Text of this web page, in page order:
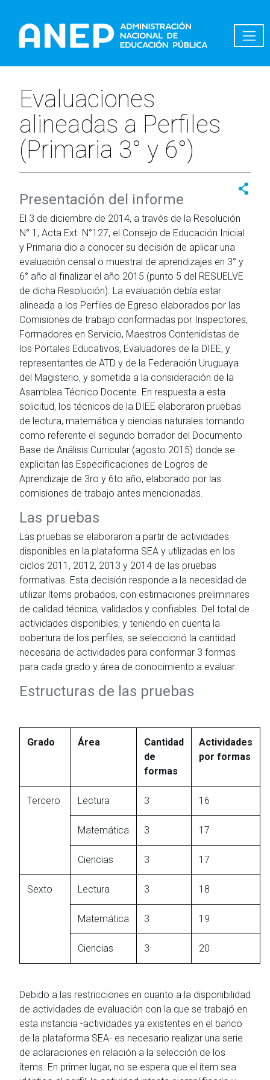
Evaluaciones
alineadas a Perfiles
(Primaria 3° y 6°)
Presentación del informe
El 3 de diciembre de 2014, a través de la Resolución
N° 1, Acta Ext. N°127, el Consejo de Educación Inicial
y Primaria dio a conocer su decisión de aplicar una
evaluación censal o muestral de aprendizajes en 3° y
6° año al finalizar el año 2015 (punto 5 del RESUELVE
de dicha Resolución). La evaluación debía estar
alineada a los Perfiles de Egreso elaborados por las
Comisiones de trabajo conformadas por Inspectores,
Formadores en Servicio, Maestros Contenidistas de
los Portales Educativos, Evaluadores de la DIEE, y
representantes de ATD y de la Federación Uruguaya
del Magisterio, y sometida a la consideración de la
Asamblea Técnico Docente. En respuesta a esta
solicitud, los técnicos de la DIEE elaboraron pruebas
de lectura, matemática y ciencias naturales tomando
como referente el segundo borrador del Documento
Base de Análisis Curricular (agosto 2015) donde se
explicitan las Especificaciones de Logros de
Aprendizaje de 3ro y 6to año, elaborado por las
comisiones de trabajo antes mencionadas.
Las pruebas
Las pruebas se elaboraron a partir de actividades
disponibles en la plataforma SEA y utilizadas en los
ciclos 2011, 2012, 2013 y 2014 de las pruebas
formativas. Esta decisión responde a la necesidad de
utilizar ítems probados, con estimaciones preliminares
de calidad técnica, validados y confiables. Del total de
actividades disponibles, y teniendo en cuenta la
cobertura de los perfiles, se seleccionó la cantidad
necesaria de actividades para conformar 3 formas
para cada grado y área de conocimiento a evaluar.
Estructuras de las pruebas
Grado Área
Cantidad
de
formas
Actividades
por formas
Tercero Lectura 3 16
Matemática 3 17
Ciencias 3 17
Sexto Lectura 3 18
Matemática 3 19
Ciencias 3 20
Debido a las restricciones en cuanto a la disponibilidad
de actividades de evaluación con la que se trabajó en
esta instancia -actividades ya existentes en el banco
de la plataforma SEA- es necesario realizar una serie
de aclaraciones en relación a la selección de los
ítems. En primer lugar, no se espera que el ítem sea